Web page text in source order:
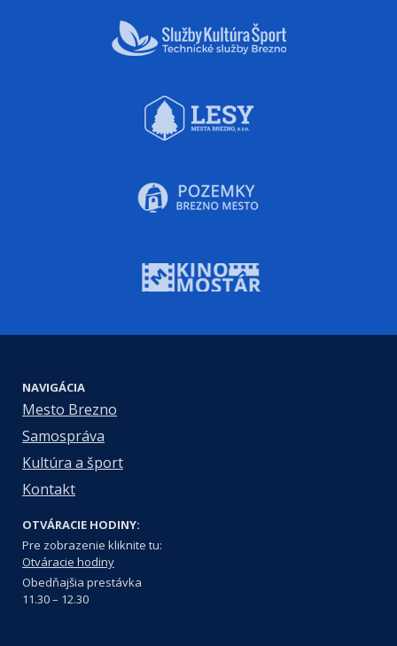
NAVIGÁCIA
Mesto Brezno
Samospráva
Kultúra a šport
Kontakt
OTVÁRACIE HODINY:
Pre zobrazenie kliknite tu:
Otváracie hodiny
Obedňajšia prestávka
11.30 – 12.30